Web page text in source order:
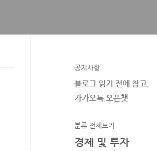
공지사항
블로그 읽기 전에 참고.
카카오톡 오픈챗
분류 전체보기
경제 및 투자